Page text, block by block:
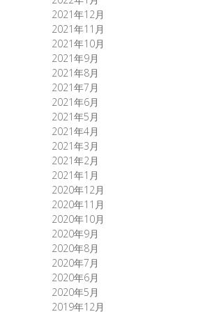
2021年12月
2021年11月
2021年10月
2021年9月
2021年8月
2021年7月
2021年6月
2021年5月
2021年4月
2021年3月
2021年2月
2021年1月
2020年12月
2020年11月
2020年10月
2020年9月
2020年8月
2020年7月
2020年6月
2020年5月
2019年12月